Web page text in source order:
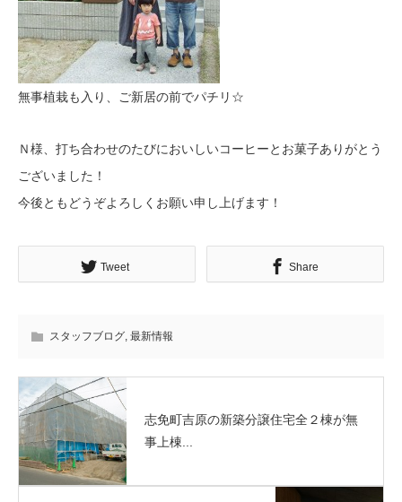
無事植栽も入り、ご新居の前でパチリ☆
Ｎ様、打ち合わせのたびにおいしいコーヒーとお菓子ありがとう
ございました！
今後ともどうぞよろしくお願い申し上げます！
Tweet Share
スタッフブログ, 最新情報
志免町吉原の新築分譲住宅全２棟が無
事上棟...